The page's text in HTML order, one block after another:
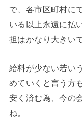
で、各市区町村に
いる以上永遠に払
担はかなり大きい
給料が少ない若い
めていくと言う方
安く済む為、今の
ね。